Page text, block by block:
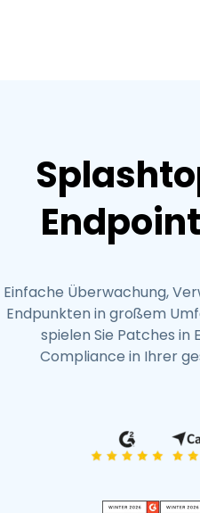
Einfache Überwachung,
Endpunkten in großem
spielen Sie Patches in
Compliance in Ihrer